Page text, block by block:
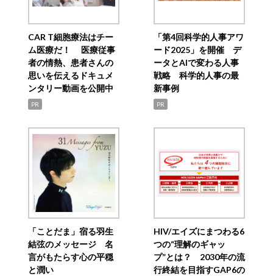
CAR T細胞療法はチー
ム医療だ！ 医療従事
者の情熱、患者さんの
思いを伝えるドキュメ
ンタリー動画を公開中
PR
「第4回科学的人事アワ
ード2025」を開催 デ
ータとAIで変わる人事
戦略 科学的人事の最
新事例
PR
「ことだま」宿る羽生
結弦のメッセージ 名
言がもたらす心の平穏
と潤い
HIV/エイズにまつわる6
つの“理解のギャッ
プ”とは？ 2030年の流
行終結を目指すGAP6の